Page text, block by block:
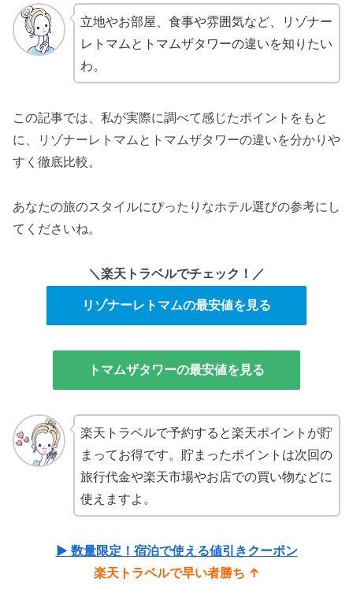
立地やお部屋、食事や雰囲気など、リゾナー
レトマムとトマムザタワーの違いを知りたい
わ。
この記事では、私が実際に調べて感じたポイントをもと
に、リゾナーレトマムとトマムザタワーの違いを分かりや
すく徹底比較。
あなたの旅のスタイルにぴったりなホテル選びの参考にし
てくださいね。
＼楽天トラベルでチェック！／
リゾナーレトマムの最安値を見る
トマムザタワーの最安値を見る
楽天トラベルで予約すると楽天ポイントが貯
まってお得です。貯まったポイントは次回の
旅行代金や楽天市場やお店での買い物などに
使えますよ。
▶ 数量限定！宿泊で使える値引きクーポン
楽天トラベルで早い者勝ち ↑